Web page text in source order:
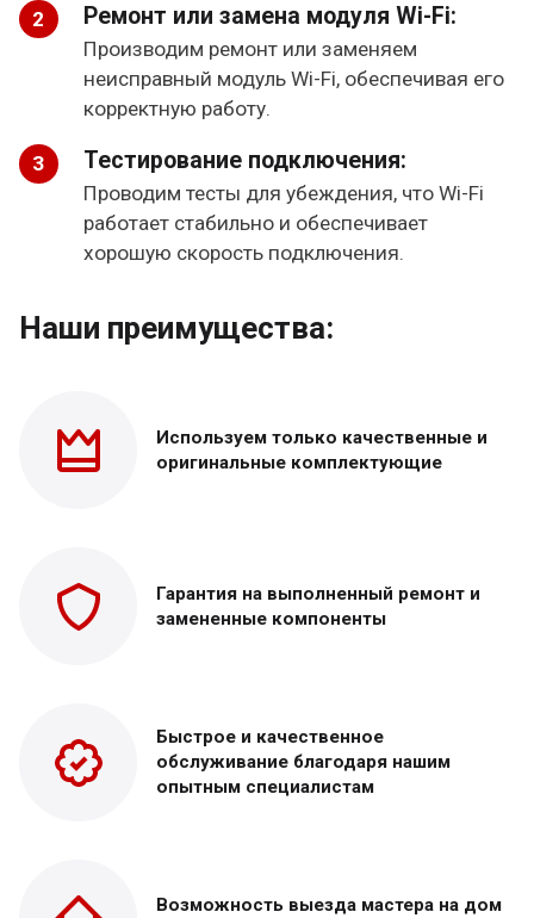
Ремонт или замена модуля Wi-Fi:
Производим ремонт или заменяем
неисправный модуль Wi-Fi, обеспечивая его
корректную работу.
Тестирование подключения:
Проводим тесты для убеждения, что Wi-Fi
работает стабильно и обеспечивает
хорошую скорость подключения.
Наши преимущества:
Используем только качественные и
оригинальные комплектующие
Гарантия на выполненный ремонт и
замененные компоненты
Быстрое и качественное
обслуживание благодаря нашим
опытным специалистам
Возможность выезда мастера на дом